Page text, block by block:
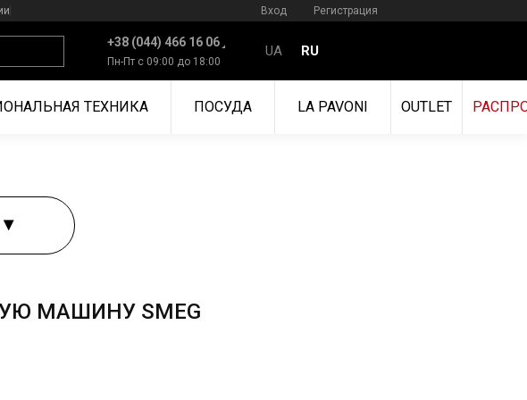
Вход Регистрация
+38 (044) 466 16 06
Пн-Пт с 09:00 до 18:00
UA RU
ТЕХНИКА ПОСУДА LA PAVONI OUTLET
▾
МАШИНУ SMEG